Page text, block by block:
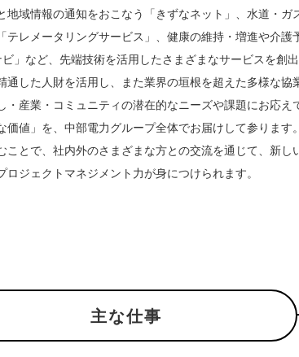
地域情報の通知をおこなう「きずなネット」、水道・ガ
テレメータリングサービス」、健康の維持・増進や介護
」など、先端技術を活用したさまざまなサービスを創出
通した人財を活用し、また業界の垣根を超えた多様な協
・産業・コミュニティの潜在的なニーズや課題にお応え
値」を、中部電力グループ全体でお届けして参ります。
ことで、社内外のさまざまな方との交流を通じて、新し
ジェクトマネジメント力が身につけられます。
主な仕事